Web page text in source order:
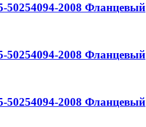
50254094-2008 Фланцевый
50254094-2008 Фланцевый
50254094-2008 Фланцевый